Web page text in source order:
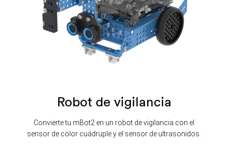
Robot de vigilancia
Convierte tu mBot2 en un robot de vigilancia con el
sensor de color cuádruple y el sensor de ultrasonidos.